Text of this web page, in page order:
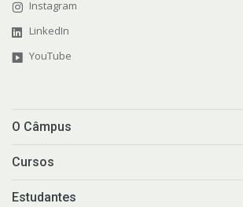
Instagram
LinkedIn
YouTube
O Câmpus
Cursos
Estudantes